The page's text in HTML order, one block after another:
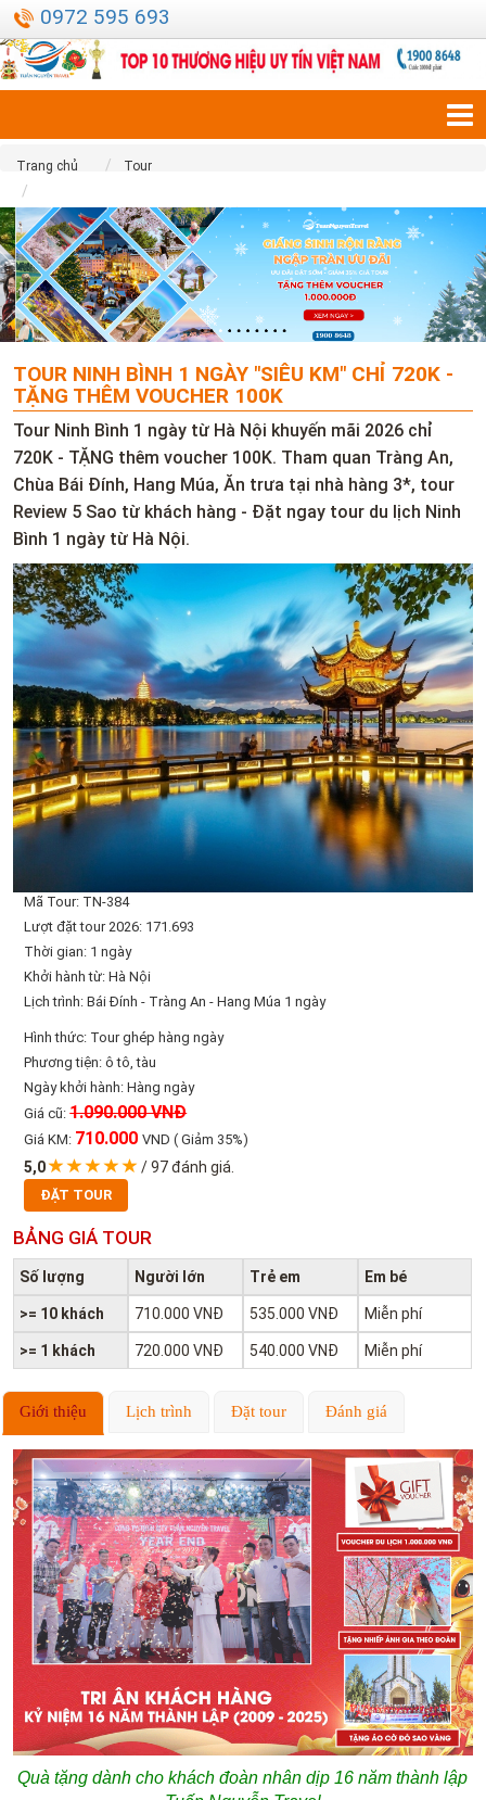
0972 595 693
Trang chủ Tour
Tour Ninh Bình 1 ngày "Siêu KM" chỉ 720K - Tặng thêm Voucher 100K
TOUR NINH BÌNH 1 NGÀY "SIÊU KM" CHỈ 720K -
TẶNG THÊM VOUCHER 100K
Tour Ninh Bình 1 ngày từ Hà Nội khuyến mãi 2026 chỉ
720K - TẶNG thêm voucher 100K. Tham quan Tràng An,
Chùa Bái Đính, Hang Múa, Ăn trưa tại nhà hàng 3*, tour
Review 5 Sao từ khách hàng - Đặt ngay tour du lịch Ninh
Bình 1 ngày từ Hà Nội.
Mã Tour: TN-384
Lượt đặt tour 2026: 171.693
Thời gian: 1 ngày
Khởi hành từ: Hà Nội
Lịch trình: Bái Đính - Tràng An - Hang Múa 1 ngày
Hình thức: Tour ghép hàng ngày
Phương tiện: ô tô, tàu
Ngày khởi hành: Hàng ngày
Giá cũ:1.090.000 VNĐ
Giá KM: 710.000VND ( Giảm 35%)
5,0 /97đánh giá.
ĐẶT TOUR
BẢNG GIÁ TOUR
Số lượng Người lớn Trẻ em Em bé
>= 10 khách 710.000 VNĐ 535.000 VNĐ Miễn phí
>= 1 khách 720.000 VNĐ 540.000 VNĐ Miễn phí
Giới thiệu Lịch trình Đặt tour Đánh giá
Quà tặng dành cho khách đoàn nhân dịp 16 năm thành lập